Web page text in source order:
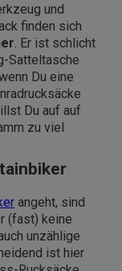
und
finden sich
. Er ist schlicht
Satteltasche
Du eine
Du auf auf
zu viel
angeht, sind
(fast) keine
unzählige
ist hier